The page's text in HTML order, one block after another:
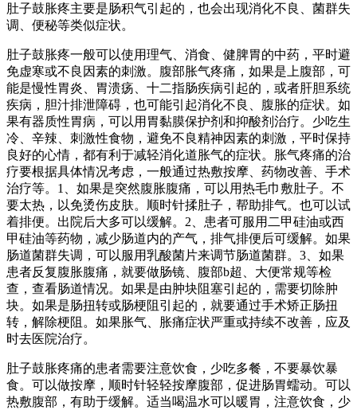
肚子鼓胀疼主要是肠积气引起的，也会出现消化不良、菌群失
调、便秘等类似症状。
肚子鼓胀疼一般可以使用理气、消食、健脾胃的中药，平时避
免虚寒或不良因素的刺激。腹部胀气疼痛，如果是上腹部，可
能是慢性胃炎、胃溃疡、十二指肠疾病引起的，或者肝胆系统
疾病，胆汁排泄障碍，也可能引起消化不良、腹胀的症状。如
果有器质性胃病，可以用胃黏膜保护剂和抑酸剂治疗。少吃生
冷、辛辣、刺激性食物，避免不良精神因素的刺激，平时保持
良好的心情，都有利于减轻消化道胀气的症状。胀气疼痛的治
疗要根据具体情况考虑，一般通过热敷按摩、药物改善、手术
治疗等。1、如果是突然腹胀腹痛，可以用热毛巾敷肚子。不
要太热，以免烫伤皮肤。顺时针揉肚子，帮助排气。也可以试
着排便。出院后大多可以缓解。2、患者可服用二甲硅油或西
甲硅油等药物，减少肠道内的产气，排气排便后可缓解。如果
肠道菌群失调，可以服用乳酸菌片来调节肠道菌群。3、如果
患者反复腹胀腹痛，就要做肠镜、腹部b超、大便常规等检
查，查看肠道情况。如果是由肿块阻塞引起的，需要切除肿
块。如果是肠扭转或肠梗阻引起的，就要通过手术矫正肠扭
转，解除梗阻。如果胀气、胀痛症状严重或持续不改善，应及
时去医院治疗。
肚子鼓胀疼痛的患者需要注意饮食，少吃多餐，不要暴饮暴
食。可以做按摩，顺时针轻轻按摩腹部，促进肠胃蠕动。可以
热敷腹部，有助于缓解。适当喝温水可以暖胃，注意饮食，少